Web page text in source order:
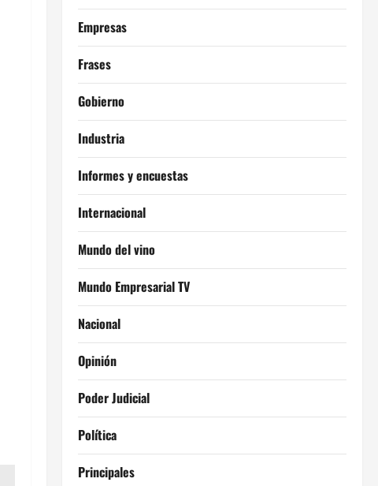
Empresas
Frases
Gobierno
Industria
Informes y encuestas
Internacional
Mundo del vino
Mundo Empresarial TV
Nacional
Opinión
Poder Judicial
Política
Principales